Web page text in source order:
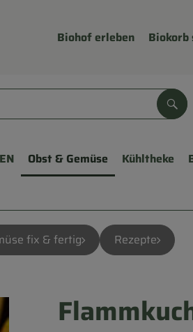
Biohof erleben Biokorb
Obst & Gemüse Kühltheke
fix & fertig Rezepte